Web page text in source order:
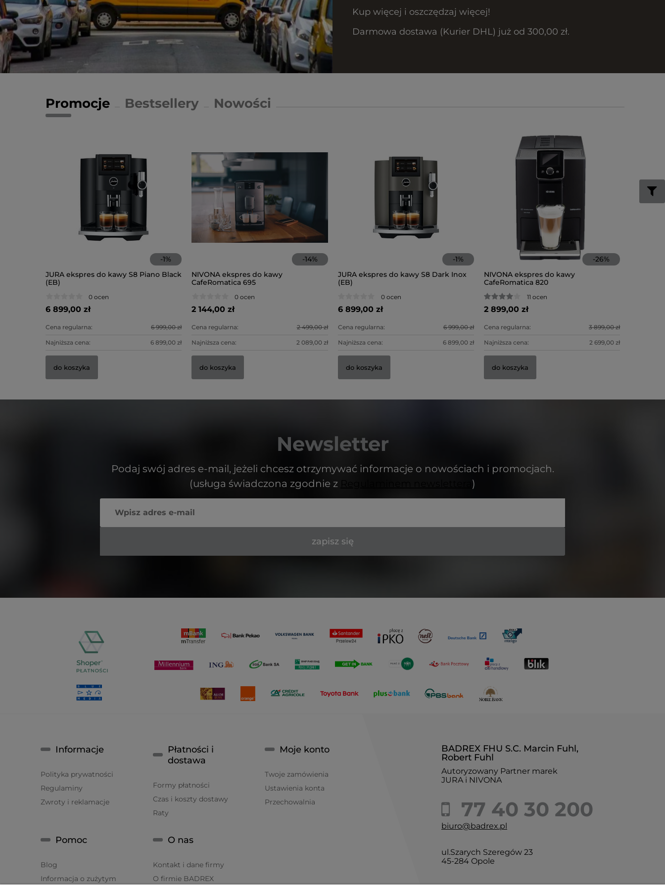
Kup więcej i oszczędzaj więcej!
Darmowa dostawa (Kurier DHL) już od 300,00 zł.
Promocje Nowości
Bestsellery
-1%
JURA ekspres do kawy S8 Piano Black
(EB)
0 ocen
6 899,00 zł
Cena regularna: 6 999,00 zł
Najniższa cena: 6 899,00 zł
do koszyka
-14%
NIVONA ekspres do kawy
CafeRomatica 695
0 ocen
2 144,00 zł
Cena regularna: 2 499,00 zł
Najniższa cena: 2 089,00 zł
do koszyka
-1%
JURA ekspres do kawy S8 Dark Inox
(EB)
0 ocen
6 899,00 zł
Cena regularna: 6 999,00 zł
Najniższa cena: 6 899,00 zł
do koszyka
-26%
NIVONA ekspres do kawy
CafeRomatica 820
11 ocen
2 899,00 zł
Cena regularna: 3 899,00 zł
Najniższa cena: 2 699,00 zł
do koszyka
Newsletter
Podaj swój adres e-mail, jeżeli chcesz otrzymywać informacje o nowościach i promocjach.
(usługa świadczona zgodnie z
)
zapisz się
BADREX FHU S.C. Marcin Fuhl,
Robert Fuhl
Autoryzowany Partner marek
JURA i NIVONA
77 40 30 200
biuro@badrex.pl
ul.Szarych Szeregów 23
45-284 Opole
Informacje
Polityka prywatności
Regulaminy
Zwroty i reklamacje
Płatności i
dostawa
Formy płatności
Czas i koszty dostawy
Raty
Moje konto
Twoje zamówienia
Ustawienia konta
Przechowalnia
Pomoc
Blog
Informacja o zużytym
O nas
Kontakt i dane firmy
O firmie BADREX